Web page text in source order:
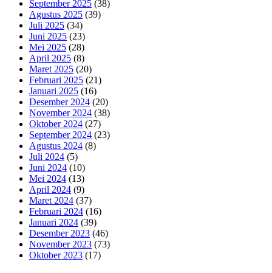
September 2025 (38)
Agustus 2025 (39)
Juli 2025 (34)
Juni 2025 (23)
Mei 2025 (28)
April 2025 (8)
Maret 2025 (20)
Februari 2025 (21)
Januari 2025 (16)
Desember 2024 (20)
November 2024 (38)
Oktober 2024 (27)
September 2024 (23)
Agustus 2024 (8)
Juli 2024 (5)
Juni 2024 (10)
Mei 2024 (13)
April 2024 (9)
Maret 2024 (37)
Februari 2024 (16)
Januari 2024 (39)
Desember 2023 (46)
November 2023 (73)
Oktober 2023 (17)